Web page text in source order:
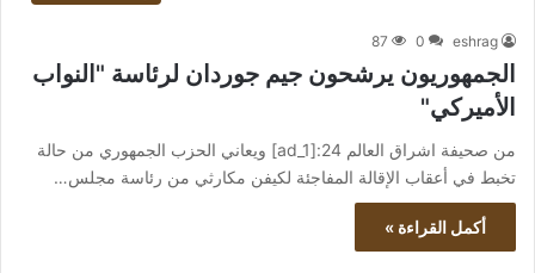
eshrag
0
87
الجمهوريون يرشحون جيم جوردان لرئاسة "النواب
الأميركي"
من صحيفة اشراق العالم 24:[ad_1] ويعاني الحزب الجمهوري من حالة
تخبط في أعقاب الإقالة المفاجئة لكيفن مكارثي من رئاسة مجلس…
أكمل القراءة »